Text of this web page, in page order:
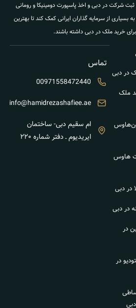
شرکت در دبی و اخذ پاسپورت دومینیکا و رومانی
2005 توانسته به بسیاری از سرمایه گذاران ایرانی کمک کند تا بهترین
خرید ملک در دبی داشته باشند.
در دبی
ملک
هاوس
در دبی
در دبی
در
در
تماس
00971558472440
info@hamidrezashafiee.ae
ام سقیم دبی- ساختمان
ایریدیوم ـ دفتر شماره ۲۲۰